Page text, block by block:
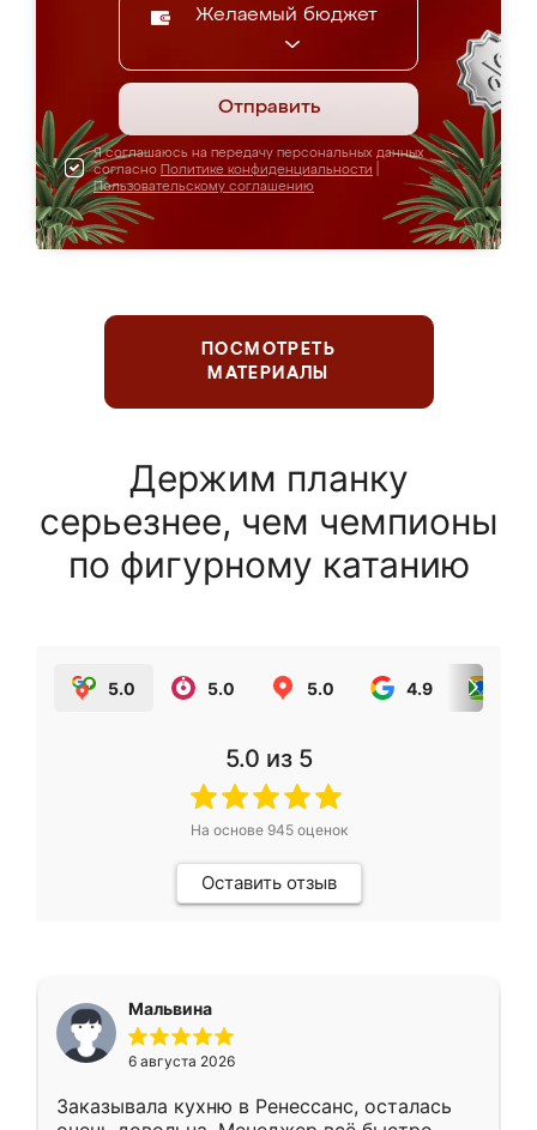
Желаемый бюджет
Отправить
Я соглашаюсь на передачу персональных данных
согласно Политике конфиденциальности
Пользовательскому соглашению
ПОСМОТРЕТЬ
МАТЕРИАЛЫ
Держим планку
серьезнее, чем чемпионы
по фигурному катанию
5.0 5.0 5.0 4.9
5.0 из 5
На основе 945оценок
Оставить отзыв
Мальвина
6 августа 2026
Заказывала кухню в Ренессанс, осталась